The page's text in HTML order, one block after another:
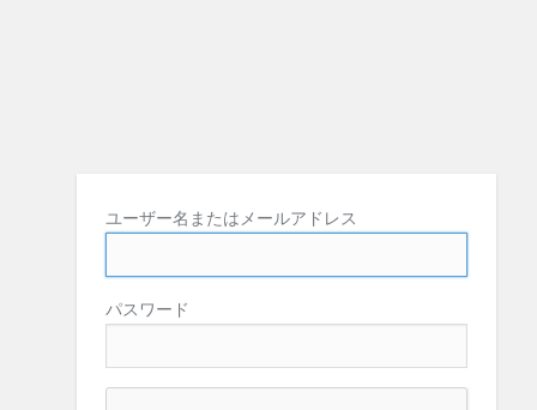
ユーザー名またはメールアドレス
パスワード